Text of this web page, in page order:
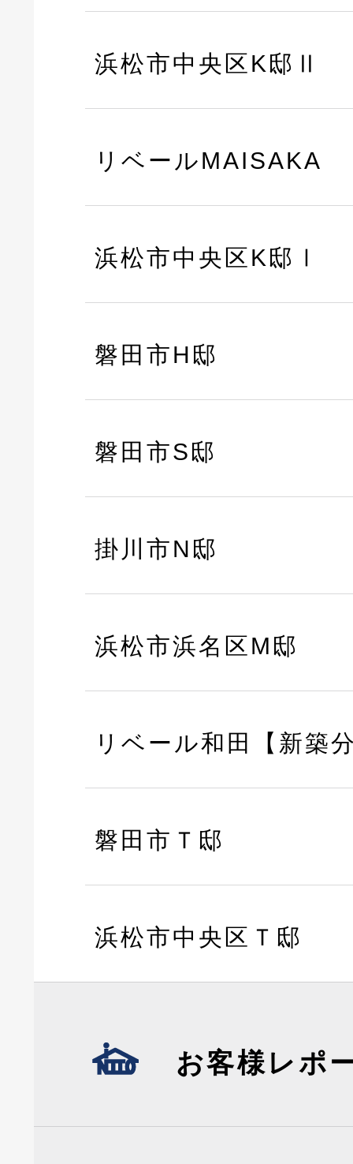
浜松市中央区K邸Ⅱ
リベールMAISAKA
浜松市中央区K邸Ⅰ
磐田市H邸
磐田市S邸
掛川市N邸
浜松市浜名区M邸
リベール和田【新築
磐田市Ｔ邸
浜松市中央区Ｔ邸
お客様レポ